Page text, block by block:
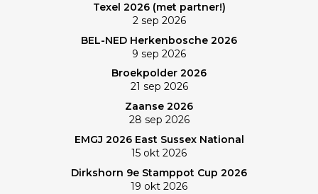
Texel 2026 (met partner!)
2 sep 2026
BEL-NED Herkenbosche 2026
9 sep 2026
Broekpolder 2026
21 sep 2026
Zaanse 2026
28 sep 2026
EMGJ 2026 East Sussex National
15 okt 2026
Dirkshorn 9e Stamppot Cup 2026
19 okt 2026